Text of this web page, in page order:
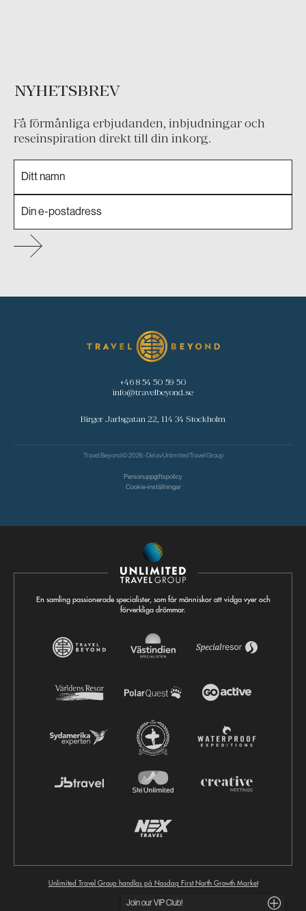
NYHETSBREV
Få förmånliga erbjudanden, inbjudningar och
reseinspiration direkt till din inkorg.
+46 8 54 50 59 50
info@travelbeyond.se
Birger Jarlsgatan 22, 114 34 Stockholm
Travel Beyond © 2026 - Del avUnlimited Travel Group
Personuppgiftspolicy
Cookie-inställningar
En samling passionerade specialister, som får människor att vidga vyer och
förverkliga drömmar.
Unlimited Travel Group handlas på Nasdaq First North Growth Market